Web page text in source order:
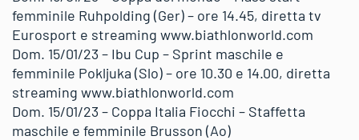
femminile Ruhpolding (Ger) – ore 14.45, diretta tv
Eurosport e streaming www.biathlonworld.com
Dom. 15/01/23 – Ibu Cup – Sprint maschile e
femminile Pokljuka (Slo) – ore 10.30 e 14.00, diretta
streaming www.biathlonworld.com
Dom. 15/01/23 – Coppa Italia Fiocchi – Staffetta
maschile e femminile Brusson (Ao)